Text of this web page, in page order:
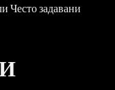
Често задавани